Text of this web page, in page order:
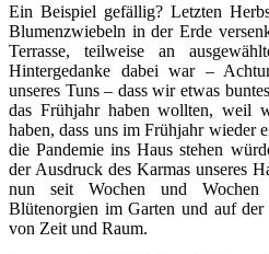
Ein Beispiel gefällig? Letzten
Blumenzwiebeln in der Erde
Terrasse, teilweise an
Hintergedanke dabei war –
unseres Tuns – dass wir etwas
das Frühjahr haben wollten, weil
haben, dass uns im Frühjahr wieder
die Pandemie ins Haus stehen
der Ausdruck des Karmas unseres
nun seit Wochen und
Blütenorgien im Garten und auf der
von Zeit und Raum.